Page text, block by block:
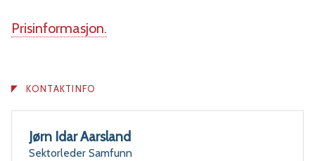
Prisinformasjon.
KONTAKTINFO
Jørn Idar Aarsland
Sektorleder Samfunn